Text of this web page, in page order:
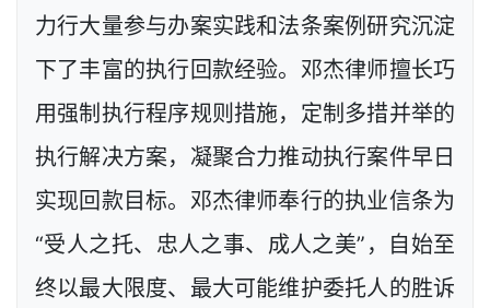
力行大量参与办案实践和法条案例研究沉淀
下了丰富的执行回款经验。邓杰律师擅长巧
用强制执行程序规则措施，定制多措并举的
执行解决方案，凝聚合力推动执行案件早日
实现回款目标。邓杰律师奉行的执业信条为
“受人之托、忠人之事、成人之美”，自始至
终以最大限度、最大可能维护委托人的胜诉